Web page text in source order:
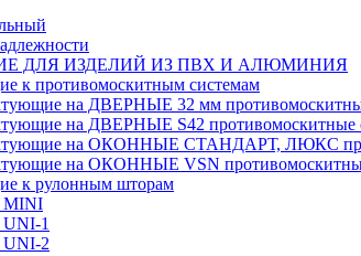
ДЛЯ ИЗДЕЛИЙ ИЗ ПВХ И АЛЮМИНИЯ
к противомоскитным системам
на ДВЕРНЫЕ 32 мм
на ДВЕРНЫЕ S42 противомоскитные
на ОКОННЫЕ СТАНДАРТ, ЛЮКС
на ОКОННЫЕ VSN
к рулонным шторам
MINI
1
UNI-2